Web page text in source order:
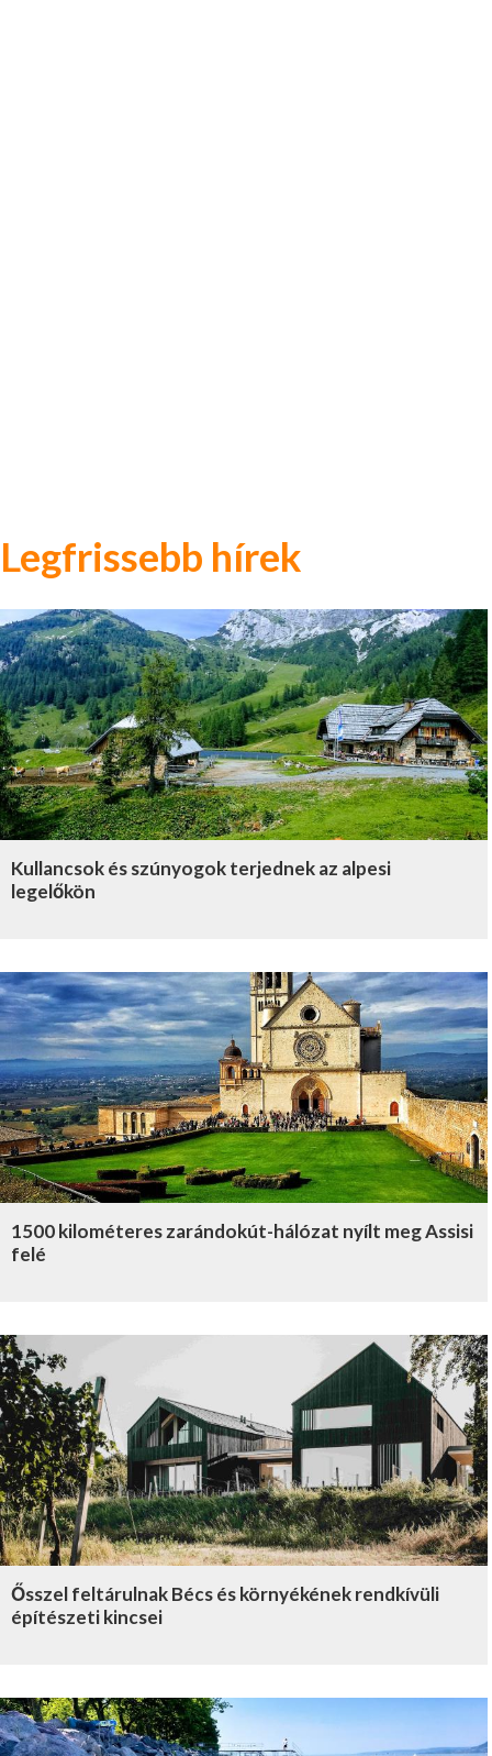
Legfrissebb hírek
Kullancsok és szúnyogok terjednek az alpesi
legelőkön
1500 kilométeres zarándokút-hálózat nyílt meg Assisi
felé
Ősszel feltárulnak Bécs és környékének rendkívüli
építészeti kincsei